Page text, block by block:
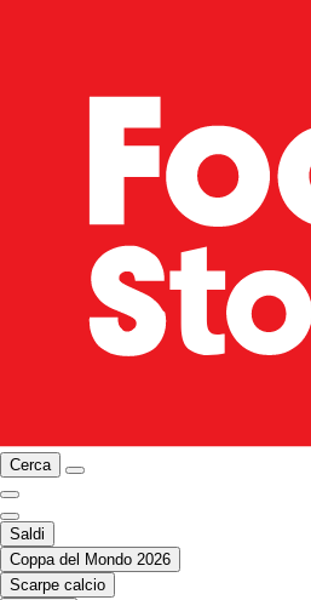
Cerca
Saldi
Coppa del Mondo 2026
Scarpe calcio